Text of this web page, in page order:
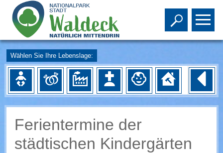
Toggle
Wählen Sie Ihre Lebenslage:
Ferientermine der
städtischen Kindergärten